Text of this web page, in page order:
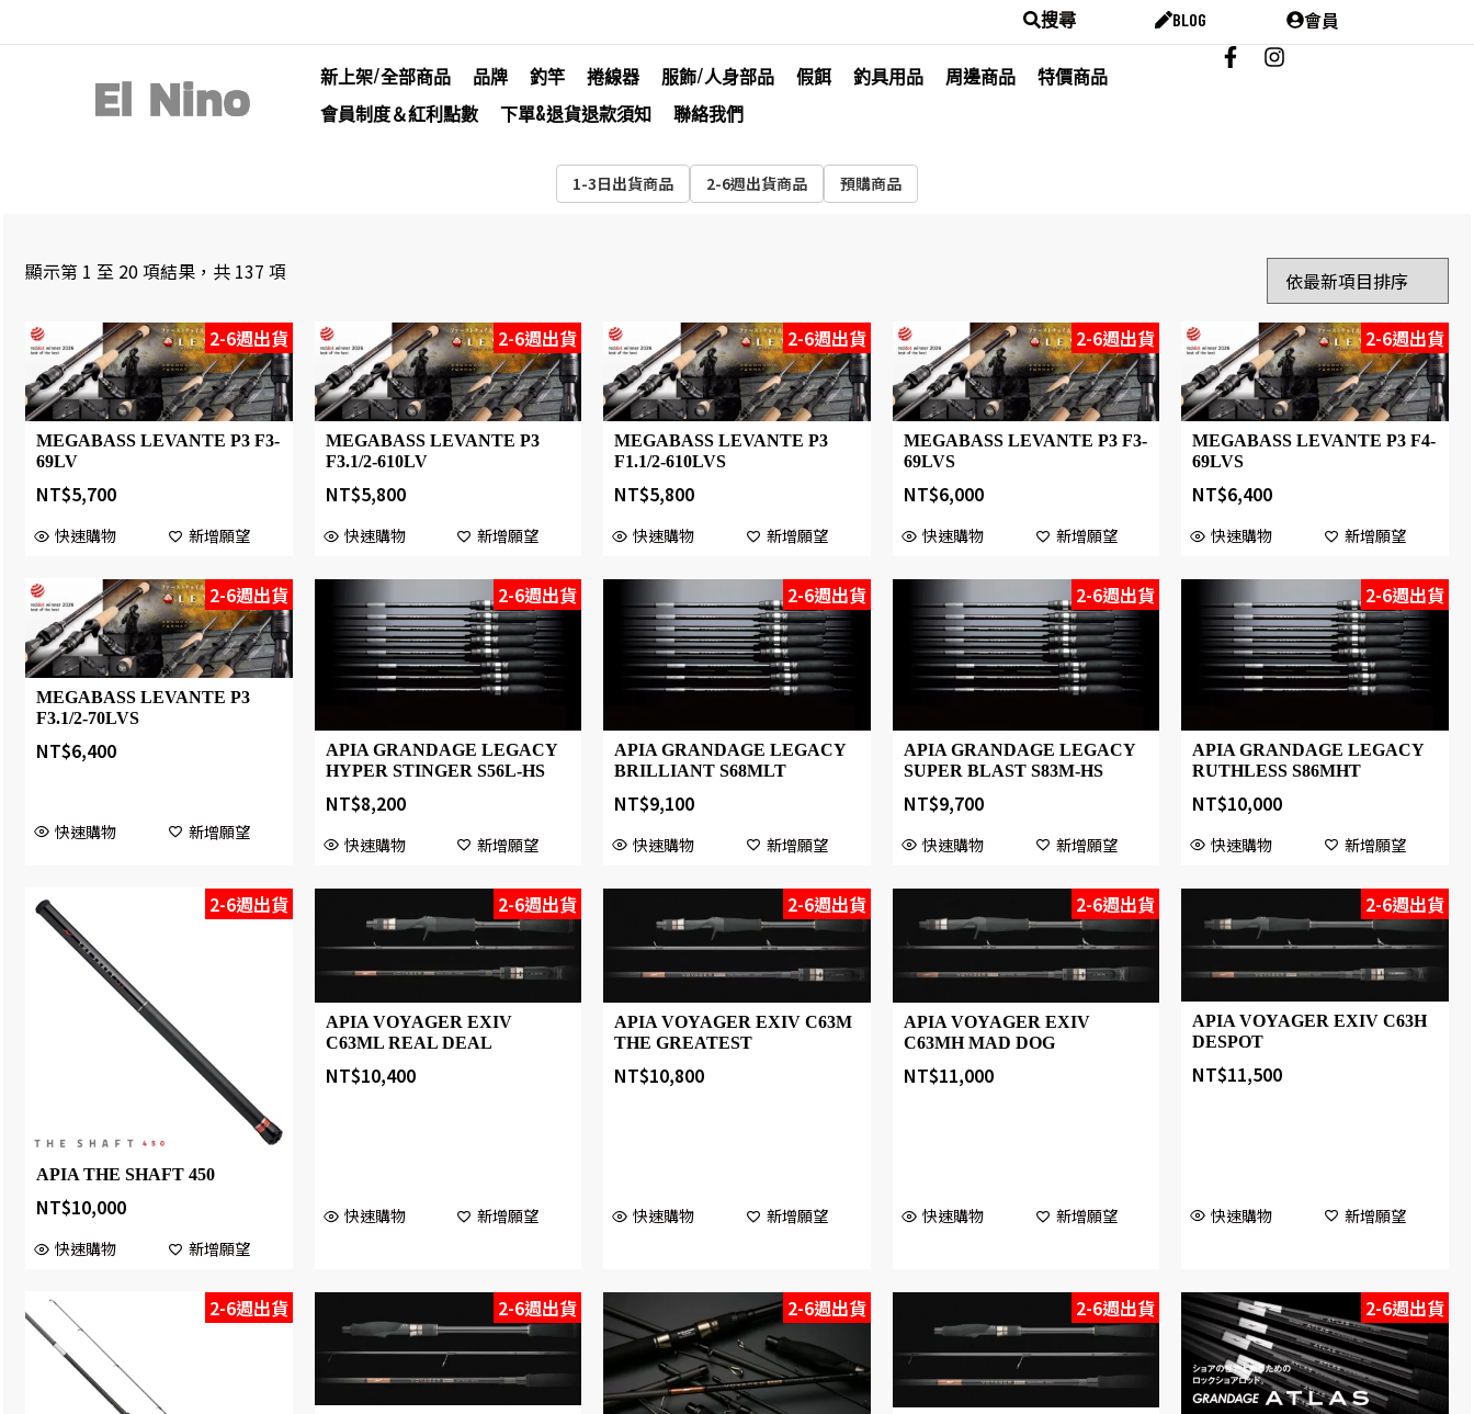
搜尋 BLOG 會員
新上架/全部商品 品牌 釣竿 捲線器 服飾/人身部品 假餌 釣具用品 周邊商品
特價商品
會員制度＆紅利點數
下單&退貨退款須知 聯絡我們
1-3日出貨商品 2-6週出貨商品 預購商品
顯示第 1 至 20 項結果，共 137 項
2-6週出貨
MEGABASS LEVANTE P3 F3-
69LV
NT$5,700
快速購物 新增願望
2-6週出貨
MEGABASS LEVANTE P3
F3.1/2-610LV
NT$5,800
快速購物 新增願望
2-6週出貨
MEGABASS LEVANTE P3
F1.1/2-610LVS
NT$5,800
快速購物 新增願望
2-6週出貨
MEGABASS LEVANTE P3 F3-
69LVS
NT$6,000
快速購物 新增願望
2-6週出貨
MEGABASS LEVANTE P3 F4-
69LVS
NT$6,400
快速購物 新增願望
2-6週出貨
MEGABASS LEVANTE P3
F3.1/2-70LVS
NT$6,400
快速購物 新增願望
2-6週出貨
APIA GRANDAGE LEGACY
HYPER STINGER S56L-HS
NT$8,200
快速購物 新增願望
2-6週出貨
APIA GRANDAGE LEGACY
BRILLIANT S68MLT
NT$9,100
快速購物 新增願望
2-6週出貨
APIA GRANDAGE LEGACY
SUPER BLAST S83M-HS
NT$9,700
快速購物 新增願望
2-6週出貨
APIA GRANDAGE LEGACY
RUTHLESS S86MHT
NT$10,000
快速購物 新增願望
2-6週出貨
APIA THE SHAFT 450
NT$10,000
快速購物 新增願望
2-6週出貨
APIA VOYAGER EXIV
C63ML REAL DEAL
NT$10,400
快速購物 新增願望
2-6週出貨
APIA VOYAGER EXIV C63M
THE GREATEST
NT$10,800
快速購物 新增願望
2-6週出貨
APIA VOYAGER EXIV
C63MH MAD DOG
NT$11,000
快速購物 新增願望
2-6週出貨
APIA VOYAGER EXIV C63H
DESPOT
NT$11,500
快速購物 新增願望
2-6週出貨 2-6週出貨 2-6週出貨 2-6週出貨 2-6週出貨